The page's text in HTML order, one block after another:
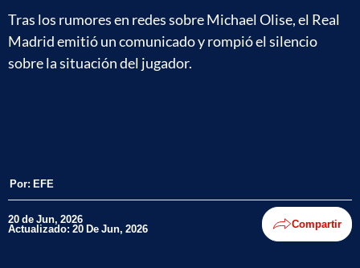
Tras los rumores en redes sobre Michael Olise, el Real
Madrid emitió un comunicado y rompió el silencio
sobre la situación del jugador.
Por: EFE
20 de Jun, 2026
Actualizado: 20 De Jun, 2026 Compartir